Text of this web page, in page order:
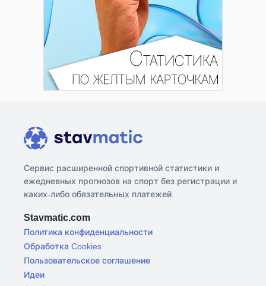
Сервис расширенной спортивной статистики и
ежедневных прогнозов на спорт без регистрации и
каких-либо обязательных платежей.
Stavmatic.com
Политика конфиденциальности
Обработка Cookies
Пользовательское соглашение
Идеи